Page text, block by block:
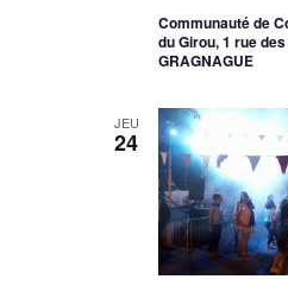
Communauté de
du Girou, 1 rue
GRAGNAGUE
JEU
24